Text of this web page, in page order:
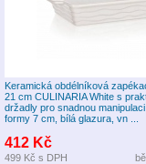
Keramická obdélníková
21 cm CULINARIA White s
držadly pro snadnou
formy 7 cm, bílá glazura, vn ...
412 Kč
499 Kč s DPH